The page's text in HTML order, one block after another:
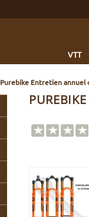
VTT
Purebike Entretien annuel